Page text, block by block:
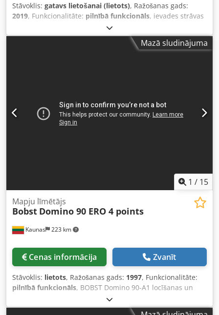
Stāvoklis: gatavs lietošanai (lietots), Ražošanas gads:
2019, Funkcionalitāte: pilnībā funkcionāls, ievades strāvas
, ieejas strāva:30 A
ieejas frekvence:60 Hz, Mēs piedāvājam šo lietošanai
gatavu Summa F1612-1 plakano materiālu griešanas
jautājumi vai nepieciešama papildu informācija, lūdzu,
rakstiet mums vai zvaniet.
Mazā sludinājuma
1 / 15
Kaunas 223 km
Mapju līmētājs
Bobst Domino 90 ERO 4 points
Cenas informācija Zvanīt
Stāvoklis: lietots, Ražošanas gads: 1997, Funkcionalitāte:
pilnībā funkcionāls, BOBST Domino 90-A1 locīšanas un
līmēšanas iekārta pārdošanā! Gads: 1997 ERO aukstās
līmes sistēma ar 4 līmes galvām Maksimālais platums: 900